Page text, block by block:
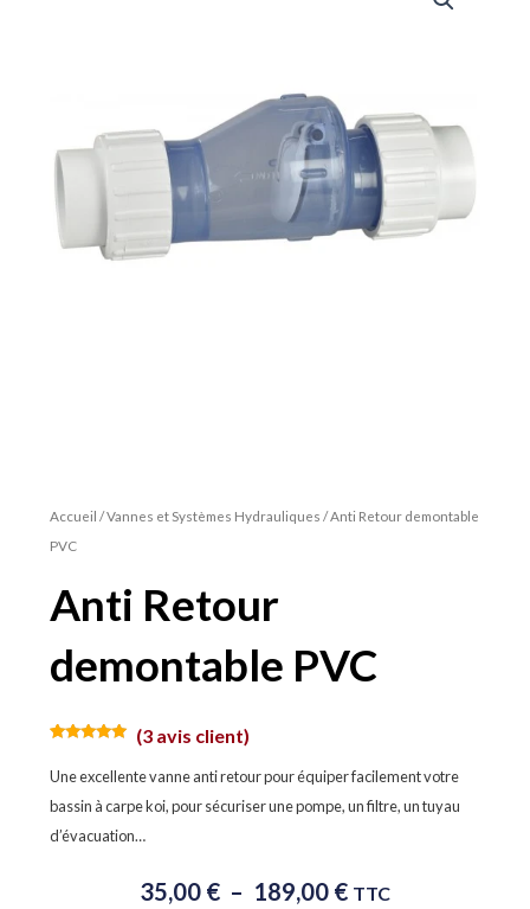
Accueil /Vannes et Systèmes Hydrauliques / Anti Retour demontable
PVC
Anti Retour
demontable PVC
sur 5
basé sur
client
(3avis client)
Une excellente vanne anti retour pour équiper facilement votre
bassin à carpe koi, pour sécuriser une pompe, un filtre, un tuyau
d’évacuation…
35,00 € – 189,00 €Plage
TTC